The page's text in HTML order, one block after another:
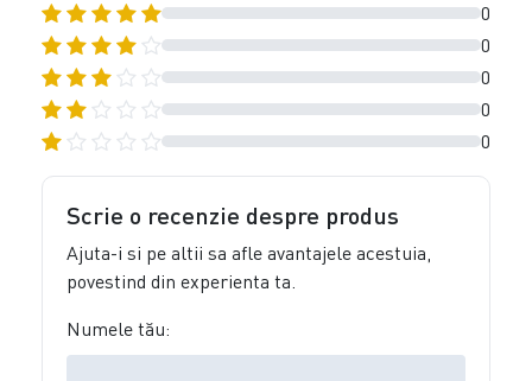
0
0
0
0
0
Scrie o recenzie despre produs
Ajuta-i si pe altii sa afle avantajele acestuia,
povestind din experienta ta.
Numele tău: